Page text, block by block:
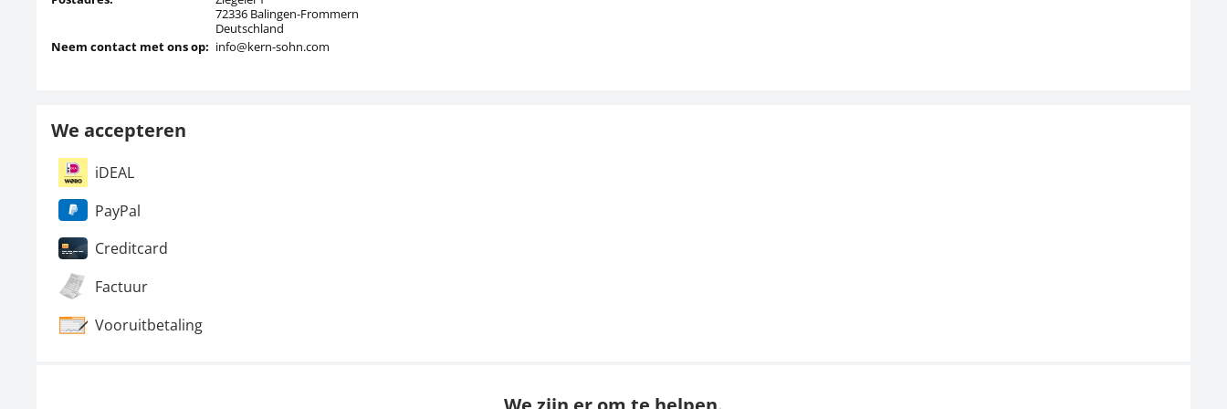
72336 Balingen-Frommern
Deutschland
Neem contact met ons op: info@kern-sohn.com
We accepteren
iDEAL
PayPal
Creditcard
Factuur
Vooruitbetaling